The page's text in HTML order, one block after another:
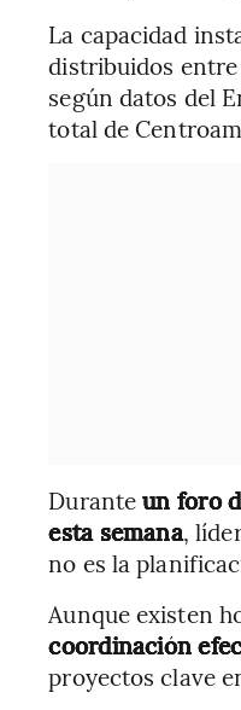
La capacidad
distribuidos entre
según datos del
total de
Duranteun foro
esta semana,
no es la
Aunque existen
coordinación
proyectos clave